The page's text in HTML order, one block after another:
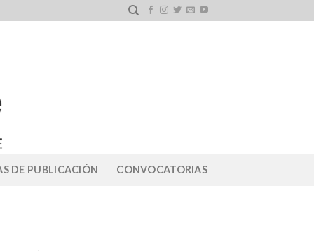
DE PUBLICACIÓN CONVOCATORIAS